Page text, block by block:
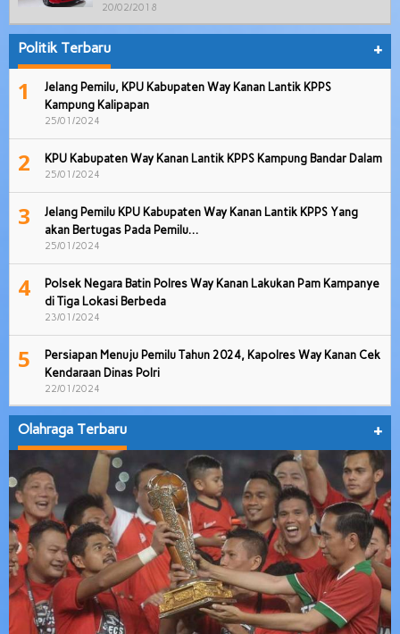
20/02/2018
Politik Terbaru +
1
Jelang Pemilu, KPU Kabupaten Way Kanan Lantik KPPS
Kampung Kalipapan
25/01/2024
2 KPU Kabupaten Way Kanan Lantik KPPS Kampung Bandar Dalam
25/01/2024
3
Jelang Pemilu KPU Kabupaten Way Kanan Lantik KPPS Yang
akan Bertugas Pada Pemilu…
25/01/2024
4
Polsek Negara Batin Polres Way Kanan Lakukan Pam Kampanye
di Tiga Lokasi Berbeda
23/01/2024
5
Persiapan Menuju Pemilu Tahun 2024, Kapolres Way Kanan Cek
Kendaraan Dinas Polri
22/01/2024
Olahraga Terbaru +